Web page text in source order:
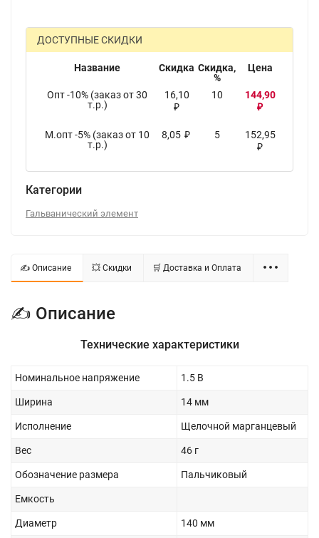
ДОСТУПНЫЕ СКИДКИ
Название Скидка Скидка,
%
Цена
Опт -10% (заказ от 30
т.р.)
16,10
₽
10 144,90
₽
М.опт -5% (заказ от 10
т.р.)
8,05 ₽ 5 152,95
₽
Категории
Гальванический элемент
✍ Описание 💥 Скидки 🛒 Доставка и Оплата
✍ Описание
Технические характеристики
Номинальное напряжение 1.5 В
Ширина 14 мм
Исполнение Щелочной марганцевый
Вес 46 г
Обозначение размера Пальчиковый
Емкость
Диаметр 140 мм